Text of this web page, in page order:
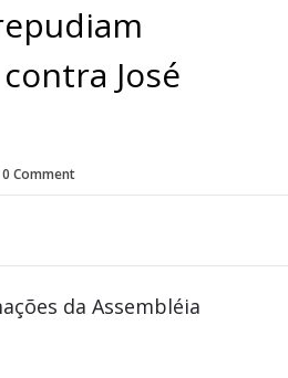
José
0 Comment
da Assembléia